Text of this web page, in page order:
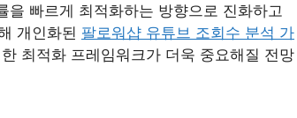
을 빠르게 최적화하는 방향으로 진화하고
개인화된 팔로워샵 유튜브 조회수 분석 가
최적화 프레임워크가 더욱 중요해질 전망